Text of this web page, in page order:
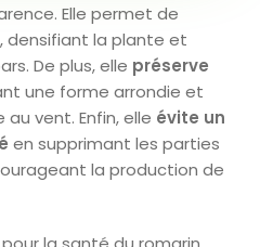
Elle permet de
, densifiant la plante et
De plus, elle préserve
une forme arrondie et
vent. Enfin, elle évite un
en supprimant les parties
la production de